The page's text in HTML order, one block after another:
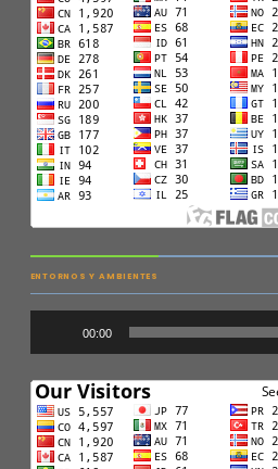
ENTORNOS Y AMBIENTES
00:00